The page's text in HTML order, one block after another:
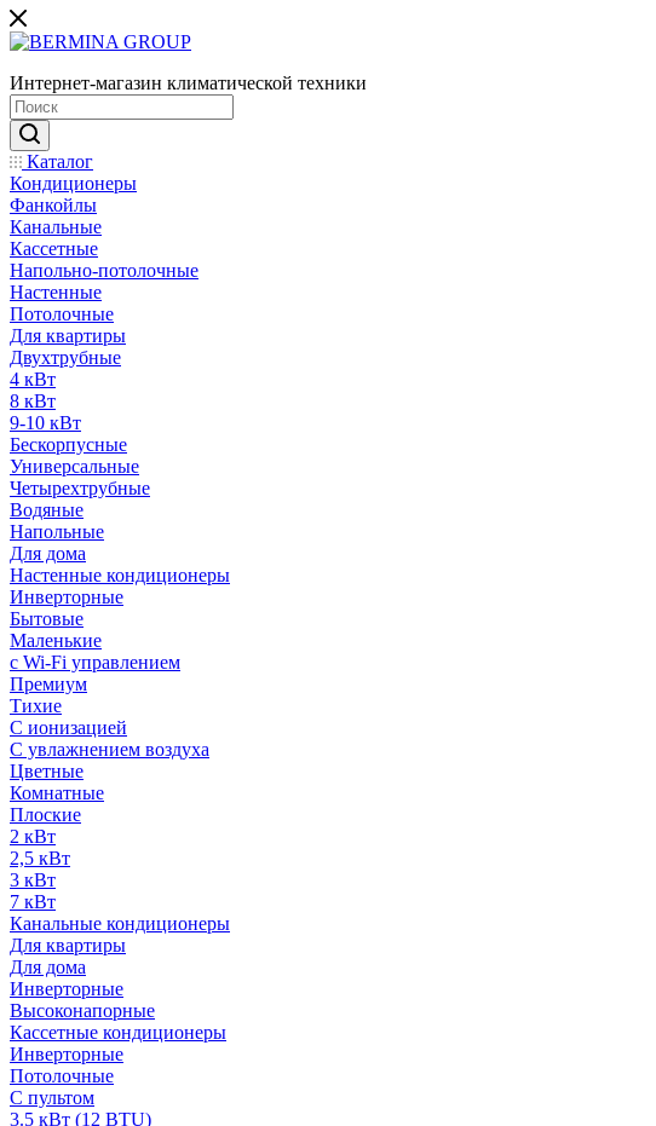
Интернет-магазин климатической техники
Каталог
Кондиционеры
Фанкойлы
Канальные
Кассетные
Напольно-потолочные
Настенные
Потолочные
Для квартиры
Двухтрубные
4 кВт
8 кВт
9-10 кВт
Бескорпусные
Универсальные
Четырехтрубные
Водяные
Напольные
Для дома
Настенные кондиционеры
Инверторные
Бытовые
Маленькие
с Wi-Fi управлением
Премиум
Тихие
С ионизацией
С увлажнением воздуха
Цветные
Комнатные
Плоские
2 кВт
2,5 кВт
3 кВт
7 кВт
Канальные кондиционеры
Для квартиры
Для дома
Инверторные
Высоконапорные
Кассетные кондиционеры
Инверторные
Потолочные
С пультом
3.5 кВт (12 BTU)